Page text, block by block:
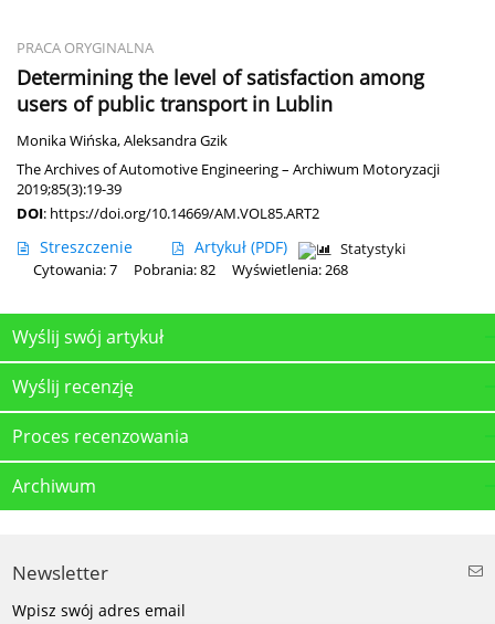
PRACA ORYGINALNA
Determining the level of satisfaction among
users of public transport in Lublin
Monika Wińska,Aleksandra Gzik
The Archives of Automotive Engineering – Archiwum Motoryzacji
2019;85(3):19-39
DOI: https://doi.org/10.14669/AM.VOL85.ART2
Streszczenie Artykuł (PDF)
Statystyki
Cytowania: 7
Pobrania: 82 Wyświetlenia: 268
Wyślij swój artykuł
Wyślij recenzję
Proces recenzowania
Archiwum
Newsletter
Wpisz swój adres email